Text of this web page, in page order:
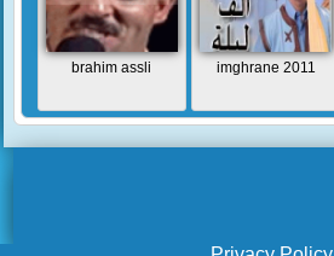
brahim assli imghrane 2011